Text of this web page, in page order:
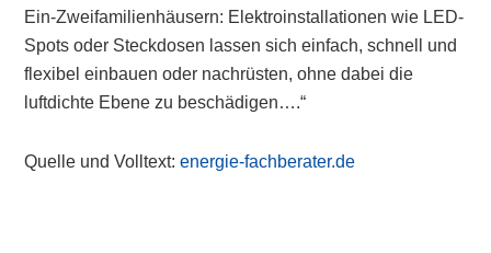
Ein-Zweifamilienhäusern: Elektroinstallationen wie LED-
Spots oder Steckdosen lassen sich einfach, schnell und
flexibel einbauen oder nachrüsten, ohne dabei die
luftdichte Ebene zu beschädigen….“
Quelle und Volltext:energie-fachberater.de